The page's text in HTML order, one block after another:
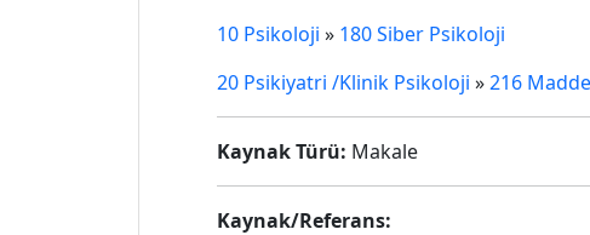
10 Psikoloji » 180 Siber Psikoloji
20 Psikiyatri /Klinik Psikoloji »216
Kaynak Türü: Makale
Kaynak/Referans: